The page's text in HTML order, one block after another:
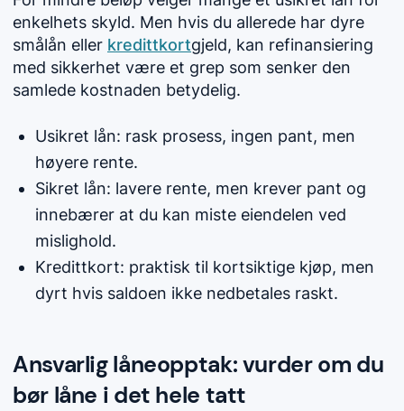
enkelhets skyld. Men hvis du allerede har dyre
smålån eller kredittkortgjeld, kan refinansiering
med sikkerhet være et grep som senker den
samlede kostnaden betydelig.
Usikret lån: rask prosess, ingen pant, men
høyere rente.
Sikret lån: lavere rente, men krever pant og
innebærer at du kan miste eiendelen ved
mislighold.
Kredittkort: praktisk til kortsiktige kjøp, men
dyrt hvis saldoen ikke nedbetales raskt.
Ansvarlig låneopptak: vurder om du
bør låne i det hele tatt